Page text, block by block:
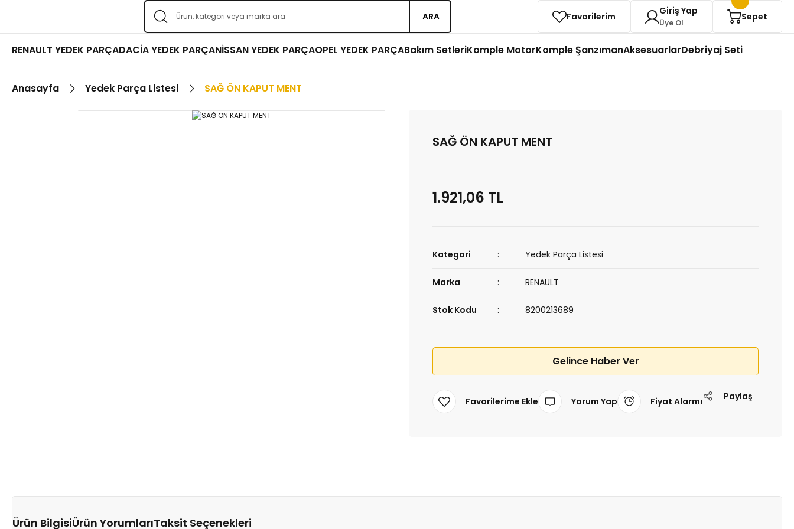
ARA Favorilerim Giriş Yap
Üye Ol
Sepet
RENAULT YEDEK PARÇADACİA YEDEK PARÇANİSSAN YEDEK PARÇAOPEL YEDEK PARÇABakım SetleriKomple MotorKomple ŞanzımanAksesuarlarDebriyaj Seti
Anasayfa Yedek Parça Listesi SAĞ ÖN KAPUT MENT
SAĞ ÖN KAPUT MENT
1.921,06 TL
Kategori Yedek Parça Listesi
Marka RENAULT
Stok Kodu 8200213689
Gelince Haber Ver
Yorum Yap Fiyat Alarmı Paylaş
Ürün BilgisiÜrün YorumlarıTaksit Seçenekleri